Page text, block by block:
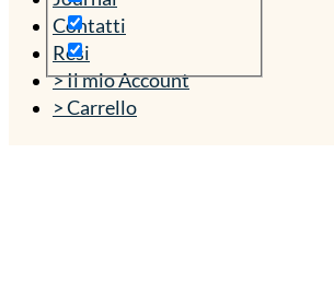
Contatti
Resi
> Il mio Account
> Carrello